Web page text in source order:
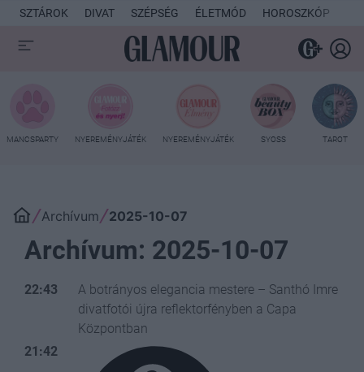
SZTÁROK DIVAT SZÉPSÉG ÉLETMÓD HOROSZKÓP
MANCSPARTY NYEREMÉNYJÁTÉK NYEREMÉNYJÁTÉK SYOSS TAROT
Archívum 2025-10-07
Archívum: 2025-10-07
22:43
A botrányos elegancia mestere – Santhó Imre
divatfotói újra reflektorfényben a Capa
Központban
21:42